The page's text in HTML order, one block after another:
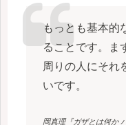
もっとも基本的
ることです。ま
周りの人にそれ
いです。
岡真理『ガザとは何か